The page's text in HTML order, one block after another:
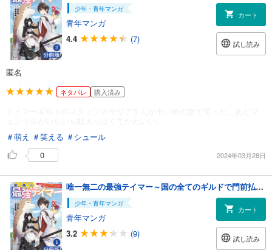
少年・青年マンガ
青年マンガ
4.4
(7)
カート
試し読み
匿名
ネタバレ 購入済み
＃萌え ＃笑える ＃シュール
0
2024年03月28日
唯一無二の最強テイマー～国の全てのギルドで門前払いされたから、他国に行ってスローライフします～【分冊版】(ノヴァコミックス)1
少年・青年マンガ
青年マンガ
3.2
(9)
カート
試し読み